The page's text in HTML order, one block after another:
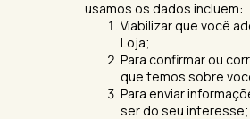
usamos os dados incluem:
Viabilizar que você
Loja;
Para confirmar ou
que temos sobre
Para enviar
ser do seu interesse;